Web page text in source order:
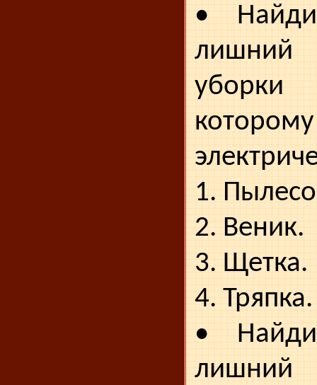
•
лишний
1.
2. Веник.
3. Щетка.
4. Тряпка.
•